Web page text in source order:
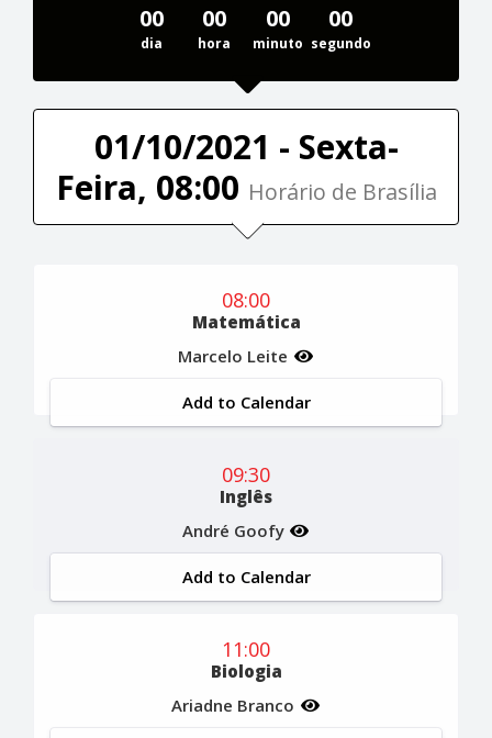
00
dia
00
hora
00
minuto
00
segundo
01/10/2021 - Sexta-
Feira, 08:00 Horário de Brasília
08:00
Matemática
Marcelo Leite
Add to Calendar
09:30
Inglês
André Goofy
Add to Calendar
11:00
Biologia
Ariadne Branco